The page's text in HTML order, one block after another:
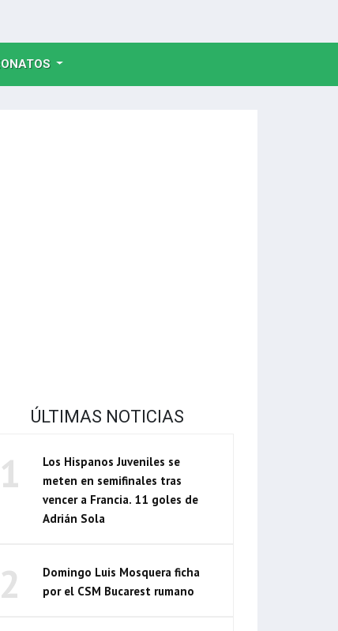
ÚLTIMAS NOTICIAS
1
Los Hispanos Juveniles se
meten en semifinales tras
vencer a Francia. 11 goles de
Adrián Sola
2
Domingo Luis Mosquera ficha
por el CSM Bucarest rumano